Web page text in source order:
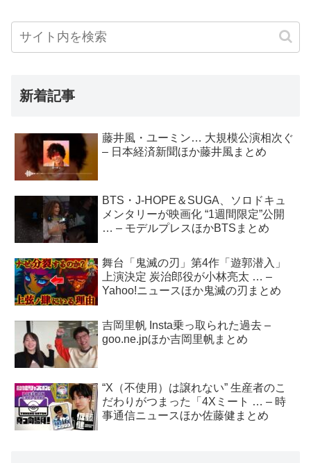
新着記事
藤井風・ユーミン… 大規模公演相次ぐ
– 日本経済新聞ほか藤井風まとめ
BTS・J-HOPE＆SUGA、ソロドキュ
メンタリーが映画化 “1週間限定”公開
… – モデルプレスほかBTSまとめ
舞台「鬼滅の刃」第4作「遊郭潜入」
上演決定 炭治郎役が小林亮太 … –
Yahoo!ニュースほか鬼滅の刃まとめ
吉岡里帆 Insta乗っ取られた過去 –
goo.ne.jpほか吉岡里帆まとめ
“X（不使用）は譲れない” 生産者のこ
だわりがつまった「4Xミート … – 時
事通信ニュースほか佐藤健まとめ